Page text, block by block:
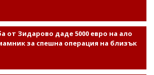
от Зидарово даде 5000 евро на ало
за спешна операция на близък